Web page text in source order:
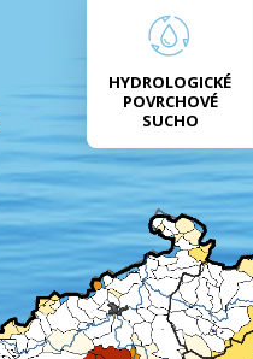
HYDROLOGICKÉ
POVRCHOVÉ
SUCHO